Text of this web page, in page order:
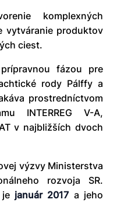
komplexných
vytváranie produktov
ciest.
fázou pre
rody Pálffy a
prostredníctvom
INTERREG V-A,
v najbližších dvoch
výzvy Ministerstva
rozvoja SR.
január 2017 a jeho